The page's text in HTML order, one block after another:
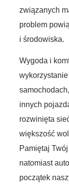
związanych
problem
i środowiska.
Wygoda i
innych
rozwinięta
większość
Pamiętaj
natomiast
początek